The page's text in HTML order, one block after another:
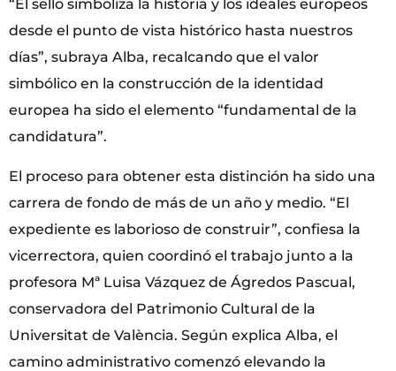
“El sello simboliza la historia y los ideales europeos
desde el punto de vista histórico hasta nuestros
días”, subraya Alba, recalcando que el valor
simbólico en la construcción de la identidad
europea ha sido el elemento “fundamental de la
candidatura”.
El proceso para obtener esta distinción ha sido una
carrera de fondo de más de un año y medio. “El
expediente es laborioso de construir”, confiesa la
vicerrectora, quien coordinó el trabajo junto a la
profesora Mª Luisa Vázquez de Ágredos Pascual,
conservadora del Patrimonio Cultural de la
Universitat de València. Según explica Alba, el
camino administrativo comenzó elevando la